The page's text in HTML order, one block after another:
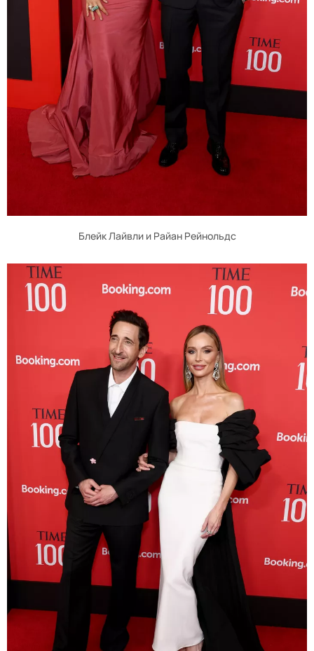
Блейк Лайвли и Райан Рейнольдс